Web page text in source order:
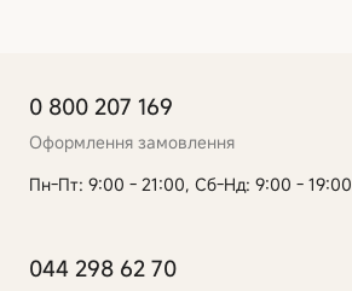
0 800 207 169
Оформлення замовлення
Пн-Пт: 9:00 - 21:00, Сб-Нд: 9:00 - 19:00
044 298 62 70